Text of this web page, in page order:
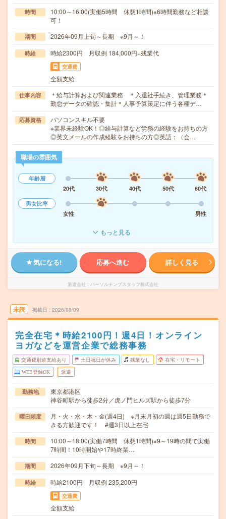
時間
10:00～16:00(実働5時間 休憩1時間)※6時間勤務など相談
可！
期間 2026年09月上旬～長期 ※9月～！
時給 時給2300円 月収例 184,000円+残業代
交通費
全額支給
仕事内容
＊給与計算および関連業務 ＊入退社手続き、管理業務＊
勤怠データの確認・集計＊人事予算策定に伴う各種デ…
応募資格
パソコンスキル不要
※業界未経験OK！◎給与計算など労務の経験をお持ちの方
◎英文メールの作成経験をお持ちの方◎英語：（会…
職場の雰囲気
年齢層
20代
30代 40代 50代
60代
男女比率
女性
男性
もっと見る
気になる! 応募へ進む 詳しく見る
派遣会社 パーソルテンプスタッフ株式会社
未読 掲載日 2026/08/09
完全在宅＊時給2100円！週4日！オンライン
ヨガなどを運営企業で総務事務
交通費別途支給あり 土日祝日が休み 残業なし 在宅・リモート
WEB登録OK 派遣
勤務地
東京都港区
神谷町駅から徒歩2分／虎ノ門ヒルズ駅から徒歩7分
曜日頻度
月・火・水・木・金(週4日) ※月末月初の週は週5日勤務で
きる方歓迎です！ #週3日以上在宅
時間
10:00～18:00(実働7時間 休憩1時間)※9～19時の間で実働
7時間！10時開始や17時終業…
期間 2026年09月下旬～長期 ※9月～！
時給 時給2100円 月収例 235,200円
交通費
全額支給